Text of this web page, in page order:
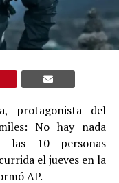
protagonista del
No hay nada
las 10 personas
el jueves en la
AP.